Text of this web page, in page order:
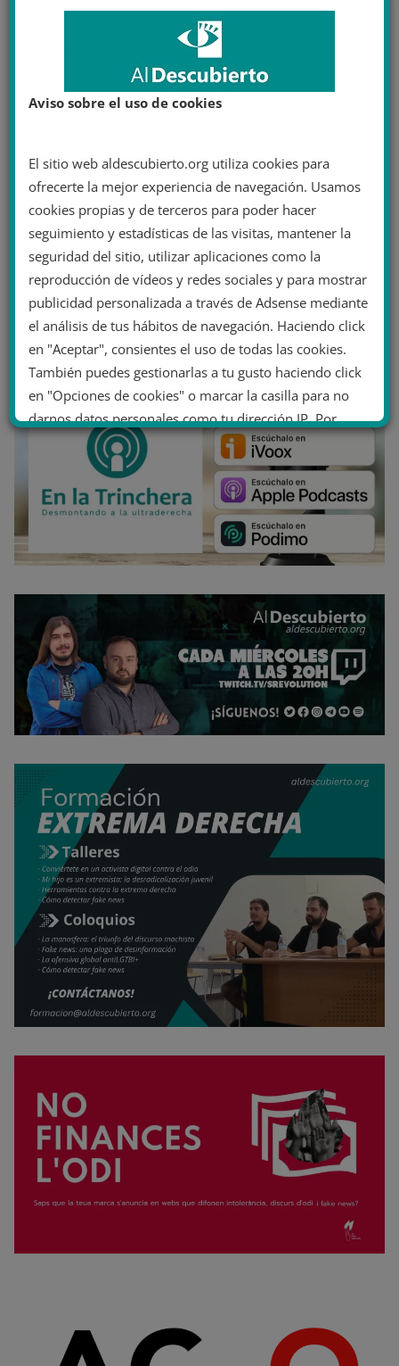
Aviso sobre el uso de cookies
El sitio web aldescubierto.org utiliza cookies para
ofrecerte la mejor experiencia de navegación. Usamos
cookies propias y de terceros para poder hacer
seguimiento y estadísticas de las visitas, mantener la
seguridad del sitio, utilizar aplicaciones como la
reproducción de vídeos y redes sociales y para mostrar
publicidad personalizada a través de Adsense mediante
el análisis de tus hábitos de navegación. Haciendo click
en "Aceptar", consientes el uso de todas las cookies.
También puedes gestionarlas a tu gusto haciendo click
en "Opciones de cookies" o marcar la casilla para no
darnos datos personales como tu dirección IP. Por
último, puedes leer nuestra Política de cookies.
No dar mi información personal
Opciones de cookies Aceptar cookies
Rechazar cookies Política de cookies